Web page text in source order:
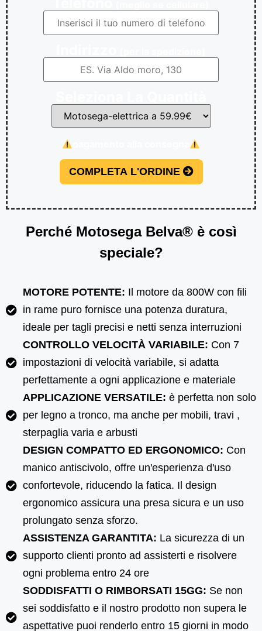
COMPLETA L'ORDINE
Perché Motosega Belva® è così
speciale?
MOTORE POTENTE: Il motore da 800W con fili
in rame puro fornisce una potenza duratura,
ideale per tagli precisi e netti senza interruzioni
CONTROLLO VELOCITÀ VARIABILE: Con 7
impostazioni di velocità variabile, si adatta
perfettamente a ogni applicazione e materiale
APPLICAZIONE VERSATILE: è perfetta non solo
per legno a tronco, ma anche per mobili, travi ,
sterpaglia varia e arbusti
DESIGN COMPATTO ED ERGONOMICO: Con
manico antiscivolo, offre un'esperienza d'uso
confortevole, riducendo la fatica. Il design
ergonomico assicura una presa sicura e un uso
prolungato senza sforzo.
ASSISTENZA GARANTITA: La sicurezza di un
supporto clienti pronto ad assisterti e risolvere
ogni problema entro 24 ore
SODDISFATTI O RIMBORSATI 15GG: Se non
sei soddisfatto e il nostro prodotto non supera le
aspettative puoi renderlo entro 15 giorni in modo